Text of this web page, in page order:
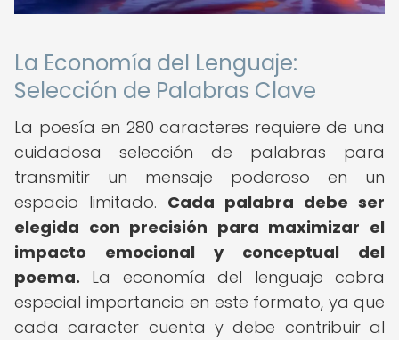
La Economía del Lenguaje:
Selección de Palabras Clave
La poesía en 280 caracteres requiere de una
cuidadosa selección de palabras para
transmitir un mensaje poderoso en un
espacio limitado. Cada palabra debe ser
elegida con precisión para maximizar el
impacto emocional y conceptual del
poema. La economía del lenguaje cobra
especial importancia en este formato, ya que
cada caracter cuenta y debe contribuir al